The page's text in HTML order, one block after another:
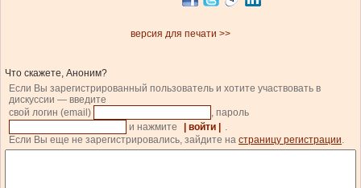
версия для печати >>
Что скажете, Аноним?
Если Вы зарегистрированный пользователь и хотите участвовать в
дискуссии — введите
свой логин (email)
, пароль
и нажмите
| войти |
.
Если Вы еще не зарегистрировались, зайдите на страницу регистрации.